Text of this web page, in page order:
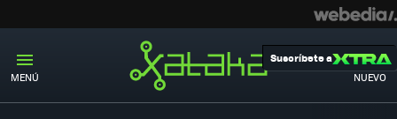
MENÚ NUEVO
Suscríbete a